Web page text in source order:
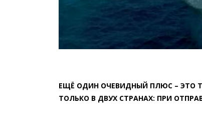
ЕЩЁ ОДИН ОЧЕВИДНЫЙ ПЛЮС – ЭТО
ТОЛЬКО В ДВУХ СТРАНАХ: ПРИ